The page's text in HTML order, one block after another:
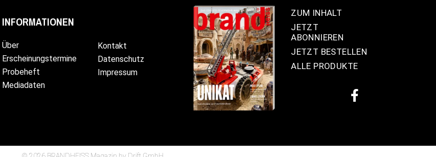
INFORMATIONEN
Über
Erscheinungstermine
Probeheft
Mediadaten
Kontakt
Datenschutz
Impressum
ZUM INHALT
JETZT
ABONNIEREN
JETZT BESTELLEN
ALLE PRODUKTE